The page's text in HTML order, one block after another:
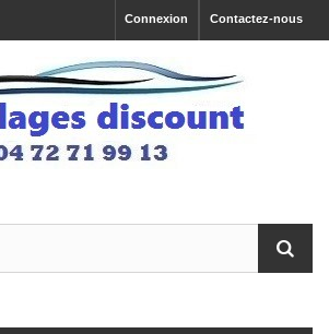
Contactez-nous
Connexion